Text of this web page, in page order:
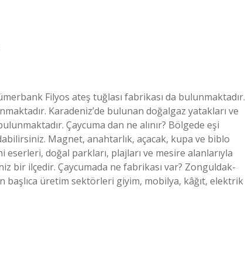
Filyos ateş tuğlası fabrikası da bulunmaktadır.
Karadeniz’de bulunan doğalgaz yatakları ve
Çaycuma dan ne alınır? Bölgede eşi
Magnet, anahtarlık, açacak, kupa ve biblo
doğal parkları, plajları ve mesire alanlarıyla
bir ilçedir. Çaycumada ne fabrikası var? Zonguldak-
başlıca üretim sektörleri giyim, mobilya, kâğıt, elektrik